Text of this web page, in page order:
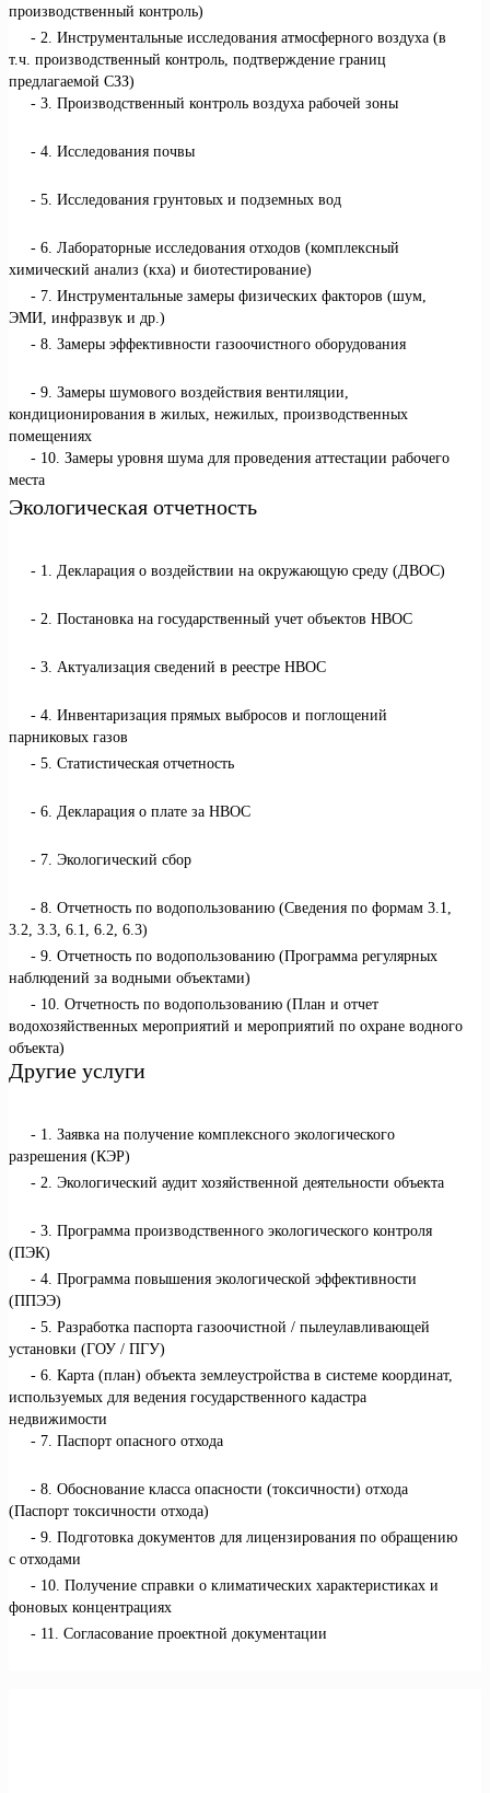
производственный контроль)
2. Инструментальные исследования атмосферного воздуха (в
т.ч. производственный контроль, подтверждение границ
предлагаемой СЗЗ)
3. Производственный контроль воздуха рабочей зоны
4. Исследования почвы
5. Исследования грунтовых и подземных вод
6. Лабораторные исследования отходов (комплексный
химический анализ (кха) и биотестирование)
7. Инструментальные замеры физических факторов (шум,
ЭМИ, инфразвук и др.)
8. Замеры эффективности газоочистного оборудования
9. Замеры шумового воздействия вентиляции,
кондиционирования в жилых, нежилых, производственных
помещениях
10. Замеры уровня шума для проведения аттестации рабочего
места
Экологическая отчетность
1. Декларация о воздействии на окружающую среду (ДВОС)
2. Постановка на государственный учет объектов НВОС
3. Актуализация сведений в реестре НВОС
4. Инвентаризация прямых выбросов и поглощений
парниковых газов
5. Статистическая отчетность
6. Декларация о плате за НВОС
7. Экологический сбор
8. Отчетность по водопользованию (Сведения по формам 3.1,
3.2, 3.3, 6.1, 6.2, 6.3)
9. Отчетность по водопользованию (Программа регулярных
наблюдений за водными объектами)
10. Отчетность по водопользованию (План и отчет
водохозяйственных мероприятий и мероприятий по охране водного
объекта)
Другие услуги
1. Заявка на получение комплексного экологического
разрешения (КЭР)
2. Экологический аудит хозяйственной деятельности объекта
3. Программа производственного экологического контроля
(ПЭК)
4. Программа повышения экологической эффективности
(ППЭЭ)
5. Разработка паспорта газоочистной / пылеулавливающей
установки (ГОУ / ПГУ)
6. Карта (план) объекта землеустройства в системе координат,
используемых для ведения государственного кадастра
недвижимости
7. Паспорт опасного отхода
8. Обоснование класса опасности (токсичности) отхода
(Паспорт токсичности отхода)
9. Подготовка документов для лицензирования по обращению
с отходами
10. Получение справки о климатических характеристиках и
фоновых концентрациях
11. Согласование проектной документации